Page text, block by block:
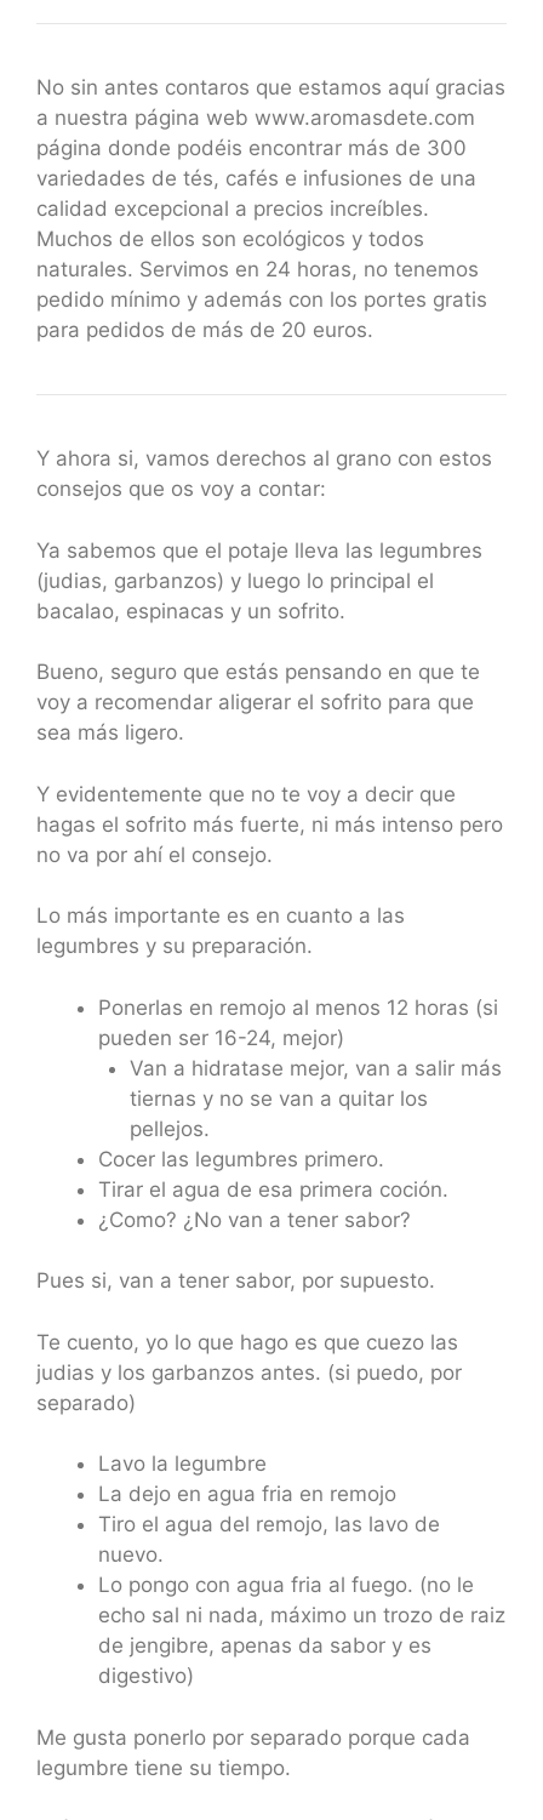
No sin antes contaros que estamos aquí gracias
a nuestra página web www.aromasdete.com
página donde podéis encontrar más de 300
variedades de tés, cafés e infusiones de una
calidad excepcional a precios increíbles.
Muchos de ellos son ecológicos y todos
naturales. Servimos en 24 horas, no tenemos
pedido mínimo y además con los portes gratis
para pedidos de más de 20 euros.
Y ahora si, vamos derechos al grano con estos
consejos que os voy a contar:
Ya sabemos que el potaje lleva las legumbres
(judias, garbanzos) y luego lo principal el
bacalao, espinacas y un sofrito.
Bueno, seguro que estás pensando en que te
voy a recomendar aligerar el sofrito para que
sea más ligero.
Y evidentemente que no te voy a decir que
hagas el sofrito más fuerte, ni más intenso pero
no va por ahí el consejo.
Lo más importante es en cuanto a las
legumbres y su preparación.
Ponerlas en remojo al menos 12 horas (si
pueden ser 16-24, mejor)
Van a hidratase mejor, van a salir más
tiernas y no se van a quitar los
pellejos.
Cocer las legumbres primero.
Tirar el agua de esa primera coción.
¿Como? ¿No van a tener sabor?
Pues si, van a tener sabor, por supuesto.
Te cuento, yo lo que hago es que cuezo las
judias y los garbanzos antes. (si puedo, por
separado)
Lavo la legumbre
La dejo en agua fria en remojo
Tiro el agua del remojo, las lavo de
nuevo.
Lo pongo con agua fria al fuego. (no le
echo sal ni nada, máximo un trozo de raiz
de jengibre, apenas da sabor y es
digestivo)
Me gusta ponerlo por separado porque cada
legumbre tiene su tiempo.